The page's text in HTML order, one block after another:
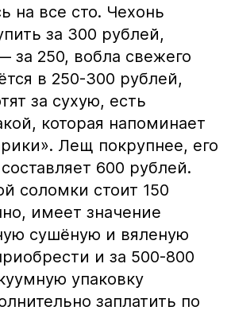
на все сто. Чехонь
за 300 рублей,
за 250, вобла свежего
в 250-300 рублей,
за сухую, есть
которая напоминает
Лещ покрупнее, его
600 рублей.
соломки стоит 150
имеет значение
сушёную и вяленую
и за 500-800
упаковку
заплатить по